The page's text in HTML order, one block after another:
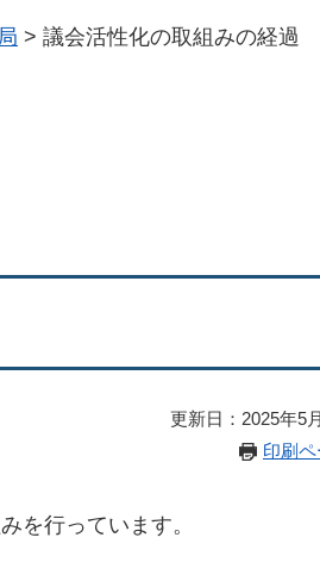
> 議会活性化の取組みの経過
更新日：2025年5
印刷
を行っています。